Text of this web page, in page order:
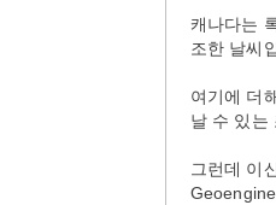
캐나다는
조한 날씨
여기에 더
날 수 있는
그런데 이